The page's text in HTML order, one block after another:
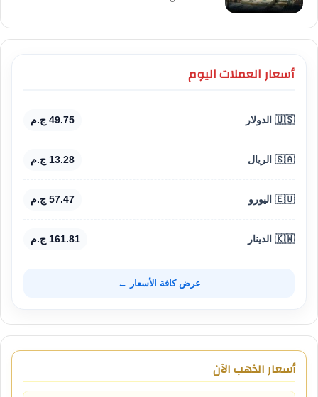
أسعار العملات اليوم
🇺🇸 الدولار 49.75 ج.م
🇸🇦 الريال 13.28 ج.م
🇪🇺 اليورو 57.47 ج.م
🇰🇼 الدينار 161.81 ج.م
عرض كافة الأسعار ←
أسعار الذهب الآن